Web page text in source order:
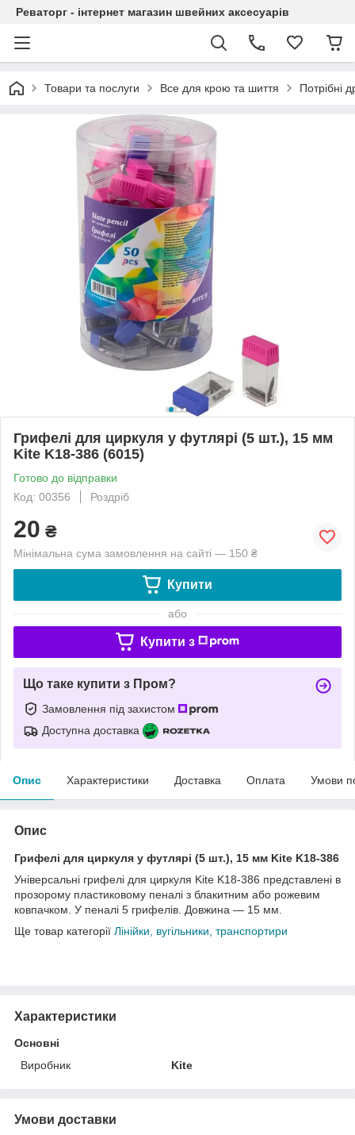
Реваторг - інтернет магазин швейних аксесуарів
Товари та послуги Все для крою та шиття Потрібні
Грифелі для циркуля у футлярі (5 шт.), 15 мм
Kite K18-386 (6015)
Готово до відправки
Код: 00356
Роздріб
20 ₴
Мінімальна сума замовлення на сайті — 150 ₴
Купити
або
Купити з
Що таке купити з Пром?
Замовлення під захистом
Доступна доставка
Опис Характеристики Доставка Оплата Умови
Опис
Грифелі для циркуля у футлярі (5 шт.), 15 мм Kite K18-386
Універсальні грифелі для циркуля Kite K18-386 представлені в
прозорому пластиковому пеналі з блакитним або рожевим
ковпачком. У пеналі 5 грифелів. Довжина — 15 мм.
Ще товар категорії Лінійки, вугільники, транспортири
Характеристики
Основні
Виробник
Kite
Умови доставки